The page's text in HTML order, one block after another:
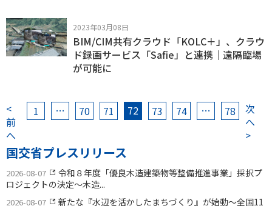
2023年03月08日
BIM/CIM共有クラウド「KOLC＋」、クラウ
ド録画サービス「Safie」と連携｜遠隔臨場
が可能に
<
前
へ
1 … 70 71 72 73 74 … 78
次
へ
>
国交省プレスリリース
2026-08-07
令和８年度「優良木造建築物等整備推進事業」採択プ
ロジェクトの決定〜木造...
2026-08-07 新たな『水辺を活かしたまちづくり』が始動〜全国11